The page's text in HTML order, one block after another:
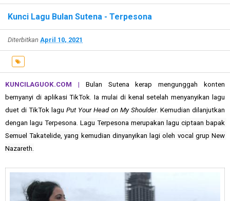
Kunci Lagu Bulan Sutena - Terpesona
Diterbitkan April 10, 2021
KUNCILAGUOK.COM |
Bulan Sutena kerap mengunggah konten
bernyanyi di aplikasi TikTok. Ia mulai di kenal setelah menyanyikan lagu
duet di TikTok lagu Put Your Head on My Shoulder. Kemudian dilanjutkan
dengan lagu Terpesona. Lagu Terpesona merupakan lagu ciptaan bapak
Semuel Takatelide, yang kemudian dinyanyikan lagi oleh vocal grup New
Nazareth.